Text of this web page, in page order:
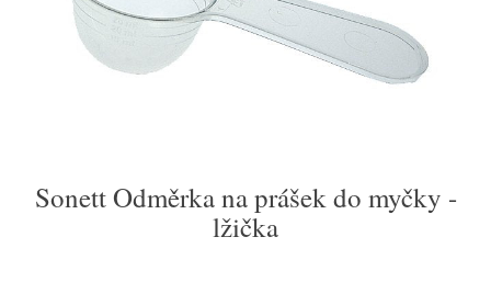
Sonett Odměrka na prášek do myčky -
lžička